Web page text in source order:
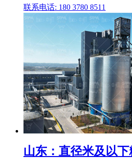
联系电话: 180 3780 8511
山东：直径米及以